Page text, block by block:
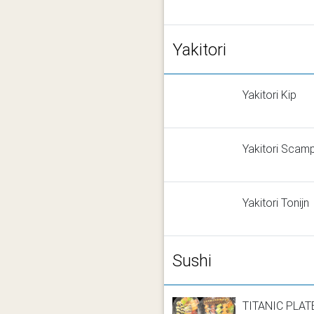
Yakitori
Yakitori Kip
Yakitori
Yakitori Tonijn
Sushi
TITANIC